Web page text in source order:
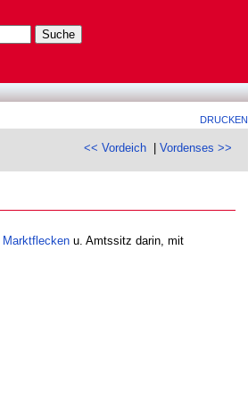
DRUCKEN
<< Vordeich |Vordenses >>
Marktfleckenu. Amtssitz darin, mit